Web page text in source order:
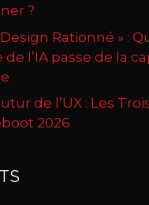
?
Design Rationné » :
l’IA passe de la
de l’UX : Les
2026